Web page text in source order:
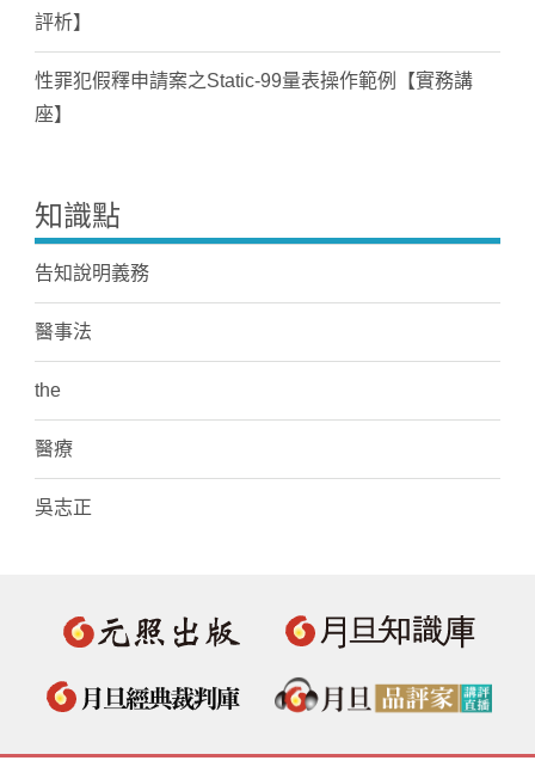
評析】
性罪犯假釋申請案之Static-99量表操作範例【實務講
座】
知識點
告知說明義務
醫事法
the
醫療
吳志正